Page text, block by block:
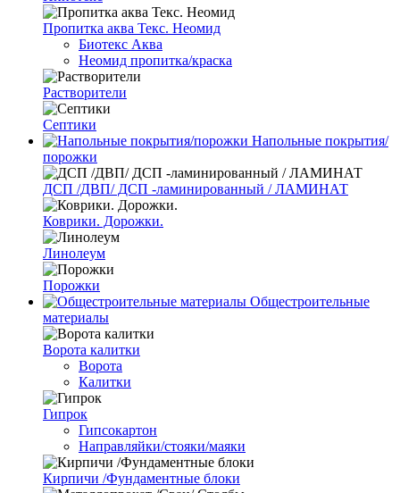
Пропитка аква Текс. Неомид
Биотекс Аква
Неомид пропитка/краска
Растворители
Септики
Напольные покрытия/
порожки
ДСП /ДВП/ ДСП -ламинированный / ЛАМИНАТ
Коврики. Дорожки.
Линолеум
Порожки
Общестроительные
материалы
Ворота калитки
Ворота
Калитки
Гипрок
Гипсокартон
Направляйки/стояки/маяки
Кирпичи /Фундаментные блоки